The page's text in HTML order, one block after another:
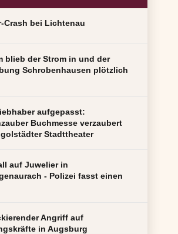
Crash bei Lichtenau
blieb der Strom in und der
Schrobenhausen plötzlich
aufgepasst:
Buchmesse verzaubert
Stadttheater
auf Juwelier in
- Polizei fasst einen
Angriff auf
in Augsburg